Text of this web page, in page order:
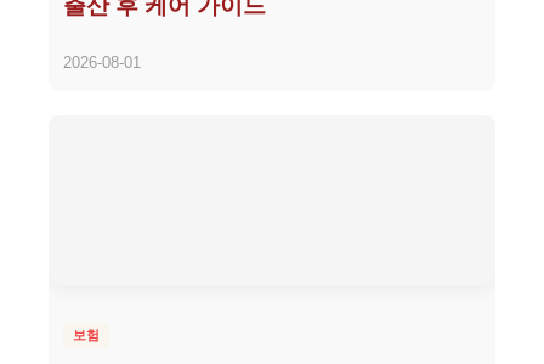
출산 후 케어 가이드
2026-08-01
보험